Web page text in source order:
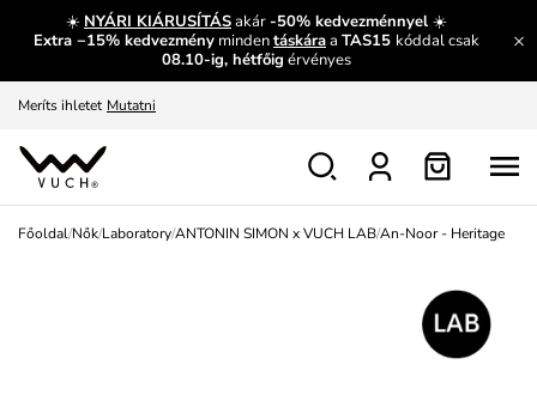
☀️ NYÁRI KIÁRUSÍTÁSakár-50% kedvezménnyel ☀️
Extra −15% kedvezmény mindentáskáraa TAS15 kóddal csak
08.10-ig, hétfőig érvényes
És mi az, amit máshol nem lehet megtudni?
Fedezze fel velünk az újdonságokat. Megtekintés
Meríts ihletet Mutatni
Ingyenes csere és visszaküldés
Főoldal/Nők/Laboratory/ANTONIN SIMON x VUCH LAB/An-Noor - Heritage